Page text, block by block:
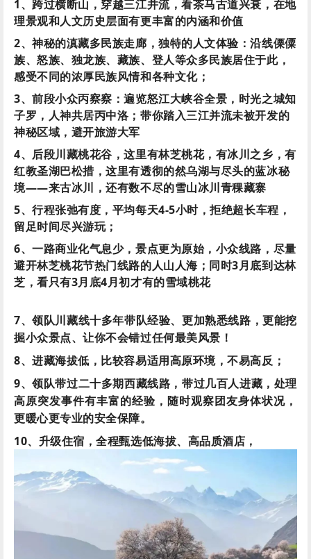
2、神秘的滇藏多民族走廊，独特的人文体验：沿线傈僳
族、怒族、独龙族、藏族、登人等众多民族居住于此，
感受不同的浓厚民族风情和各种文化；
3、前段小众丙察察：遍览怒江大峡谷全景，时光之城知
子罗，人神共居丙中洛；带你踏入三江并流未被开发的
神秘区域，避开旅游大军
4、后段川藏桃花谷，这里有林芝桃花，有冰川之乡，有
红教圣湖巴松措，这里有透彻的然乌湖与尽头的蓝冰秘
境——来古冰川，还有数不尽的雪山冰川青稞藏寨
5、行程张弛有度，平均每天4-5小时，拒绝超长车程，
留足时间尽兴游玩；
6、一路商业化气息少，景点更为原始，小众线路，尽量
避开林芝桃花节热门线路的人山人海；同时3月底到达林
芝，看只有3月底4月初才有的雪域桃花
7、领队川藏线十多年带队经验、更加熟悉线路，更能挖
8、进藏海拔低，比较容易适用高原环境，不易高反；
9、领队带过二十多期西藏线路，带过几百人进藏，处理
高原突发事件有丰富的经验，随时观察团友身体状况，
更暖心更专业的安全保障。
10、升级住宿，全程甄选低海拔、高品质酒店，